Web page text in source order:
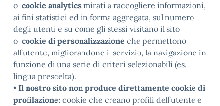
o cookie analytics mirati a raccogliere informazioni,
ai fini statistici ed in forma aggregata, sul numero
degli utenti e su come gli stessi visitano il sito
o cookie di personalizzazione che permettono
all’utente, migliorandone il servizio, la navigazione in
funzione di una serie di criteri selezionabili (es.
lingua prescelta).
• Il nostro sito non produce direttamente cookie di
profilazione: cookie che creano profili dell’utente e